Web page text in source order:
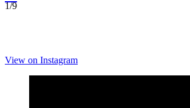
1/9
View on Instagram